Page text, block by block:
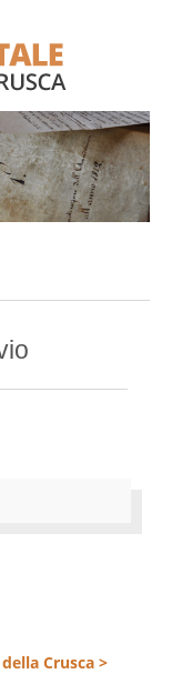
Crusca >